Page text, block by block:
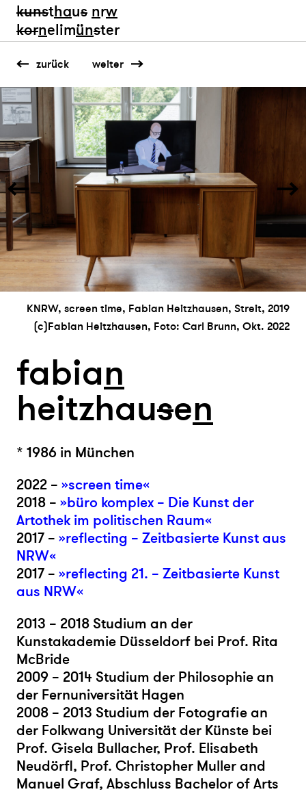
kunsthaus nrw
kornelimünster
zurück weiter
KNRW, screen time, Fabian Heitzhausen, Streit, 2019
(c)Fabian Heitzhausen, Foto: Carl Brunn, Okt. 2022
fabian
heitzhausen
* 1986 in München
2022 – »screen time«
2018 – »büro komplex – Die Kunst der
Artothek im politischen Raum«
2017 – »reflecting – Zeitbasierte Kunst aus
NRW«
2017 – »reflecting 21. – Zeitbasierte Kunst
aus NRW«
2013 – 2018 Studium an der
Kunstakademie Düsseldorf bei Prof. Rita
McBride
2009 – 2014 Studium der Philosophie an
der Fernuniversität Hagen
2008 – 2013 Studium der Fotografie an
der Folkwang Universität der Künste bei
Prof. Gisela Bullacher, Prof. Elisabeth
Neudörfl, Prof. Christopher Muller and
Manuel Graf, Abschluss Bachelor of Arts